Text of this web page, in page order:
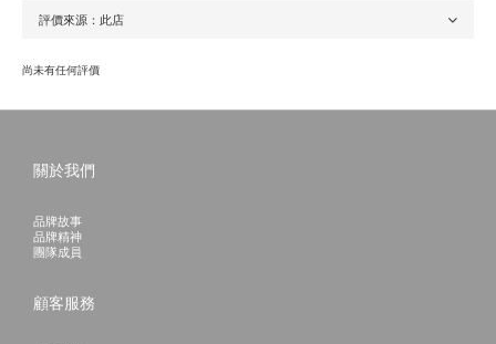
尚未有任何評價
關於我們
品牌故事
品牌精神
團隊成員
顧客服務